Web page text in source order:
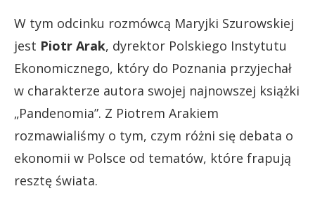
W tym odcinku rozmówcą Maryjki Szurowskiej
jest Piotr Arak, dyrektor Polskiego Instytutu
Ekonomicznego, który do Poznania przyjechał
w charakterze autora swojej najnowszej książki
„Pandenomia”. Z Piotrem Arakiem
rozmawialiśmy o tym, czym różni się debata o
ekonomii w Polsce od tematów, które frapują
resztę świata.